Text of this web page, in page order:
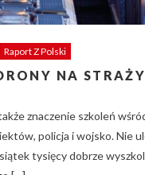
Raport Z Polski
NA
znaczenie szkoleń
policja i wojsko. Nie
tysięcy dobrze